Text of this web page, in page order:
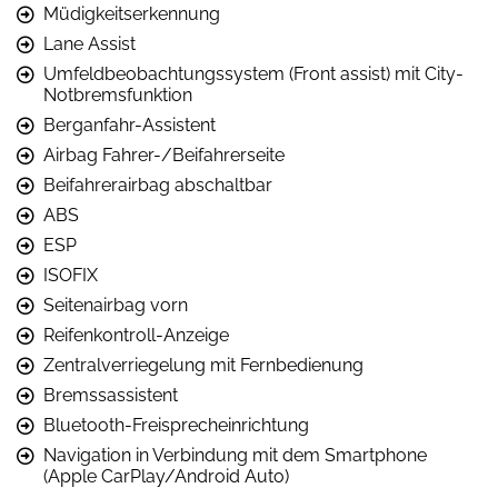
Müdigkeitserkennung
Lane Assist
Umfeldbeobachtungssystem (Front assist) mit City-
Notbremsfunktion
Berganfahr-Assistent
Airbag Fahrer-/Beifahrerseite
Beifahrerairbag abschaltbar
ABS
ESP
ISOFIX
Seitenairbag vorn
Reifenkontroll-Anzeige
Zentralverriegelung mit Fernbedienung
Bremssassistent
Bluetooth-Freisprecheinrichtung
Navigation in Verbindung mit dem Smartphone
(Apple CarPlay/Android Auto)